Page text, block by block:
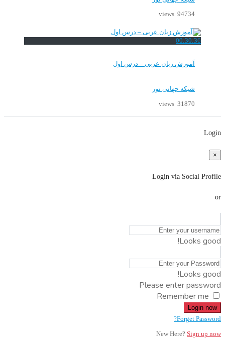
94734 views
00:30:36
آموزش زبان عربی – درس اول
شبکه جهانی نور
31870 views
Login
×
Login via Social Profile
or
Looks good!
Looks good!
Please enter password
Remember me
Login now
Forget Password?
New Here? Sign up now